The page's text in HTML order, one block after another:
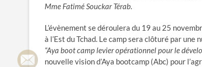
Mme Fatimé Souckar Térab.
L’évènement se déroulera du 19 au 25
à l’Est du Tchad. Le camp sera clôturé par
“Aya boot camp levier opérationnel pour le
nouvelle vision d’Aya bootcamp (Abc) pour